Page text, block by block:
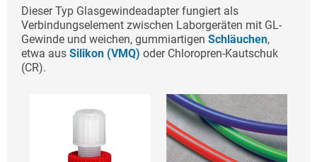
Dieser Typ Glasgewindeadapter fungiert als
Verbindungselement zwischen Laborgeräten mit GL-
Gewinde und weichen, gummiartigen Schläuchen,
etwa aus Silikon (VMQ) oder Chloropren-Kautschuk
(CR).